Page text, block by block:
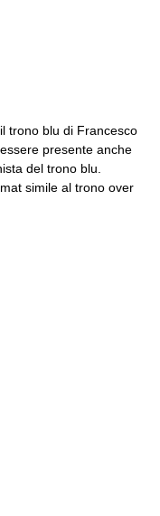
trono blu di Francesco
presente anche
del trono blu.
simile al trono over